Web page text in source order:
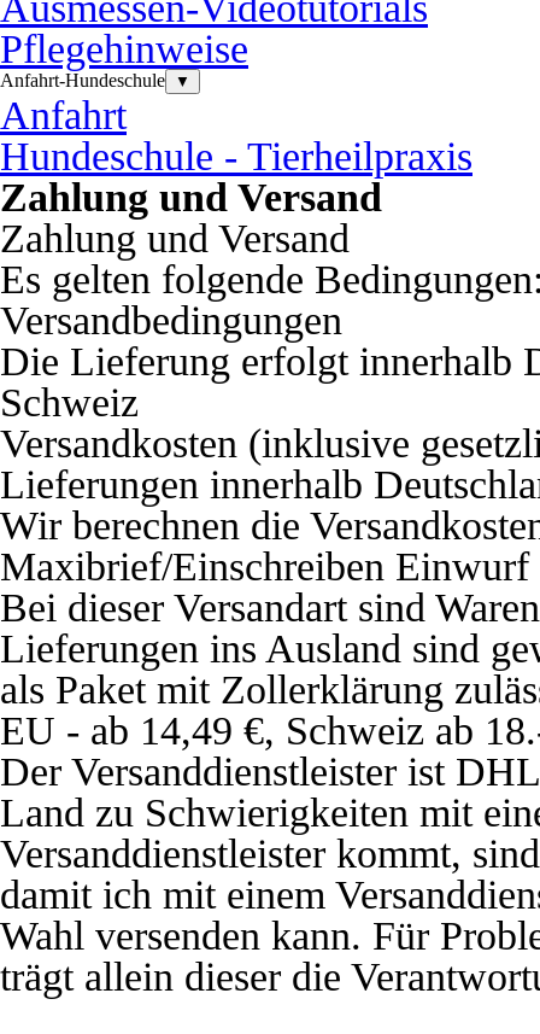
Pflegehinweise
Anfahrt-Hundeschule ▼
Anfahrt
Hundeschule - Tierheilpraxis
Zahlung und Versand
Zahlung und Versand
Es gelten folgende
Versandbedingungen
Die Lieferung erfolgt innerhalb
Schweiz
Versandkosten (inklusive
Lieferungen innerhalb
Wir berechnen die
Maxibrief/Einschreiben
Bei dieser Versandart sind
Lieferungen ins Ausland sind
als Paket mit Zollerklärung
EU - ab 14,49 €, Schweiz ab
Der Versanddienstleister ist
Land zu Schwierigkeiten mit
Versanddienstleister kommt,
damit ich mit einem
Wahl versenden kann. Für
trägt allein dieser die